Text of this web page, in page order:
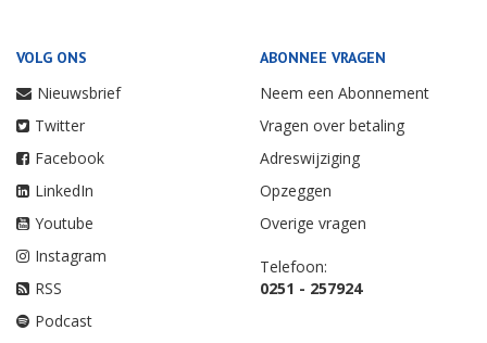
VOLG ONS
Nieuwsbrief
Twitter
Facebook
LinkedIn
Youtube
Instagram
RSS
Podcast
ABONNEE VRAGEN
Neem een Abonnement
Vragen over betaling
Adreswijziging
Opzeggen
Overige vragen
Telefoon:
0251 - 257924